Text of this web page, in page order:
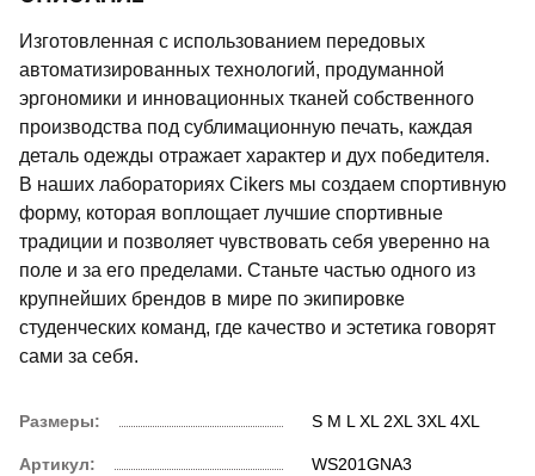
Изготовленная с использованием передовых
автоматизированных технологий, продуманной
эргономики и инновационных тканей собственного
производства под сублимационную печать, каждая
деталь одежды отражает характер и дух победителя.
В наших лабораториях Cikers мы создаем спортивную
форму, которая воплощает лучшие спортивные
традиции и позволяет чувствовать себя уверенно на
поле и за его пределами. Станьте частью одного из
крупнейших брендов в мире по экипировке
студенческих команд, где качество и эстетика говорят
сами за себя.
Размеры: SM LXL2XL3XL4XL
Артикул: WS201GNA3